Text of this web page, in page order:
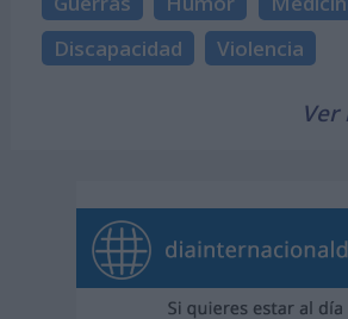
Discapacidad
Violencia
Ver